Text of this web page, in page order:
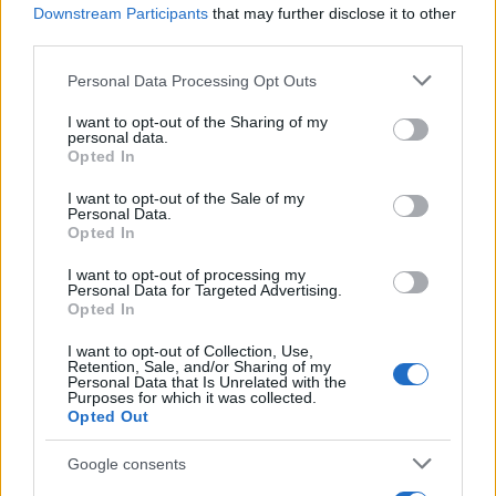
Downstream Participants that may further disclose it to other
Please note that this website/app uses one or more Google
not limited to your visit or usage behaviour. You may click to
grant or deny consent to Google and its third-party tags to
use your data for below specified purposes in below Google
consent section.
Personal Data Processing Opt Outs
I want to opt-out of the Sharing of my
personal data.
Opted In
I want to opt-out of the Sale of my
Personal Data.
Opted In
I want to opt-out of processing my
Personal Data for Targeted Advertising.
Opted In
I want to opt-out of Collection, Use,
Retention, Sale, and/or Sharing of my
Personal Data that Is Unrelated with the
Purposes for which it was collected.
Opted Out
Google consents
Οι στίχοι του εμβατηρίου: